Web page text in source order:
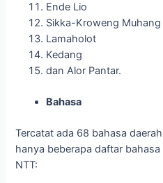
Ende Lio
Sikka-Kroweng Muhang
Lamaholot
Kedang
dan Alor Pantar.
Bahasa
Tercatat ada 68 bahasa
hanya beberapa daftar
NTT: